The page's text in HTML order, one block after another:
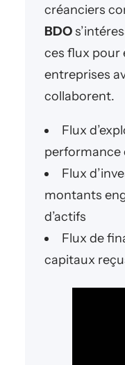
créanciers
BDO
ces flux pour
entreprises
collaborent.
Flux
performance
Flux
montants
d’actifs
Flux de
capitaux